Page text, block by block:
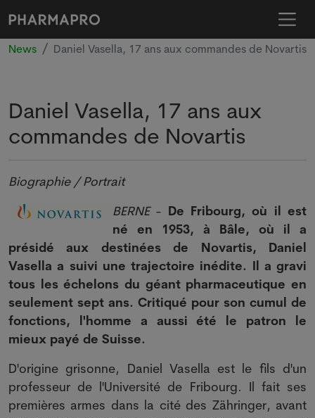
News Daniel Vasella, 17 ans aux commandes de Novartis
Daniel Vasella, 17 ans aux
commandes de Novartis
Biographie / Portrait
BERNE- De Fribourg, où il est
né en 1953, à Bâle, où il a
présidé aux destinées de Novartis, Daniel
Vasella a suivi une trajectoire inédite. Il a gravi
tous les échelons du géant pharmaceutique en
seulement sept ans. Critiqué pour son cumul de
fonctions, l'homme a aussi été le patron le
mieux payé de Suisse.
D'origine grisonne, Daniel Vasella est le fils d'un
professeur de l'Université de Fribourg. Il fait ses
premières armes dans la cité des Zähringer, avant